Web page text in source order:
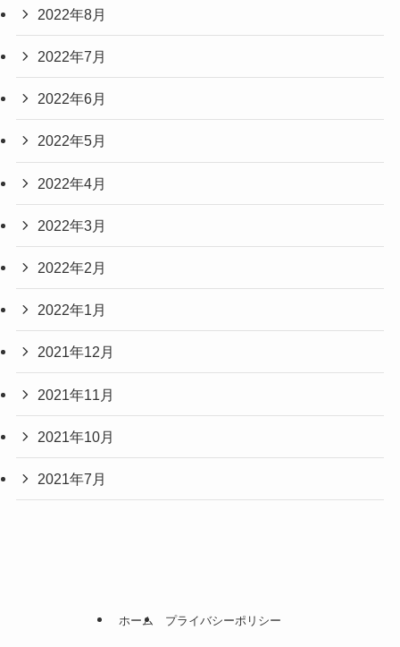
2022年8月
2022年7月
2022年6月
2022年5月
2022年4月
2022年3月
2022年2月
2022年1月
2021年12月
2021年11月
2021年10月
2021年7月
ホーム プライバシーポリシー